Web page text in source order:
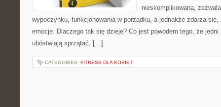
nieskomplikowana,
wypoczynku, funkcjonowania w porządku, a jednakże zdarza
emocje. Dlaczego tak się dzieje? Co jest powodem tego, że jedni
ubóstwiają sprzątać, […]
CATEGORIES: FITNESS DLA KOBIET